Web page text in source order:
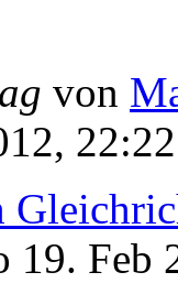
von
22:22
19. Feb